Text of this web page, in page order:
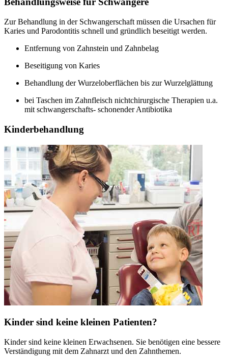
Zur Behandlung in der Schwangerschaft müssen die Ursachen für
Karies und Parodontitis schnell und gründlich beseitigt werden.
Entfernung von Zahnstein und Zahnbelag
Beseitigung von Karies
Behandlung der Wurzeloberflächen bis zur Wurzelglättung
bei Taschen im Zahnfleisch nichtchirurgische Therapien u.a.
mit schwangerschafts- schonender Antibiotika
Kinderbehandlung
Kinder sind keine kleinen Patienten?
Kinder sind keine kleinen Erwachsenen. Sie benötigen eine bessere
Verständigung mit dem Zahnarzt und den Zahnthemen.